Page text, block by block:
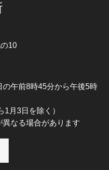
10
午前8時45分から午後5時
1月3日を除く）
なる場合があります